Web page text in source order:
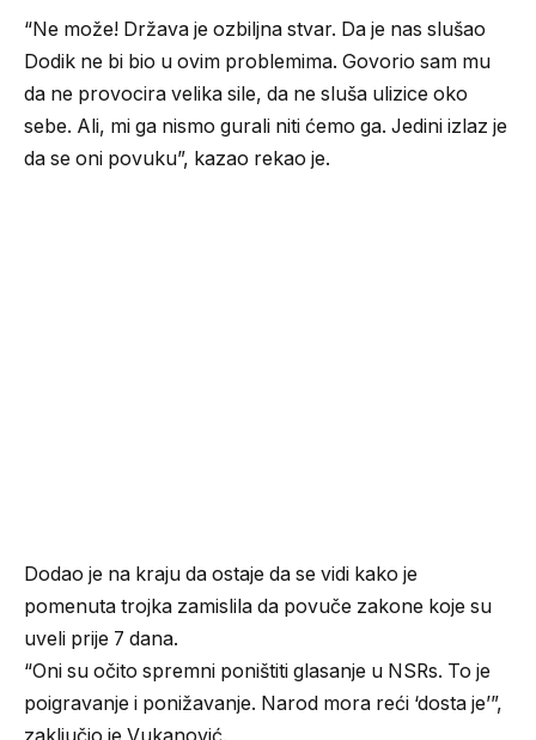
“Ne može! Država je ozbiljna stvar. Da je nas slušao
Dodik ne bi bio u ovim problemima. Govorio sam mu
da ne provocira velika sile, da ne sluša ulizice oko
sebe. Ali, mi ga nismo gurali niti ćemo ga. Jedini izlaz je
da se oni povuku”, kazao rekao je.
Dodao je na kraju da ostaje da se vidi kako je
pomenuta trojka zamislila da povuče zakone koje su
uveli prije 7 dana.
“Oni su očito spremni poništiti glasanje u NSRs. To je
poigravanje i ponižavanje. Narod mora reći ‘dosta je’”,